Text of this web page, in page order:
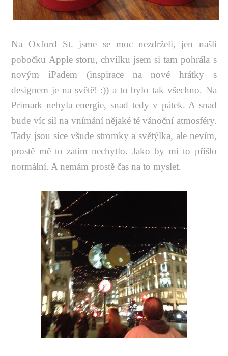
Na Oxford St. jsme se moc nezdrželi, jen našli
pobočku Apple storu, chvilku jsem si tam pohrála s
novým iPadem (inspirace na nové hrátky s
designem je na světě! :)) a to bylo tak všechno. Na
Primark nebyla energie, snad tedy v pátek. A snad
bude víc sil na vnímání nějaké té vánoční atmosféry.
Tady jsou sice všude stromky a světýlka, ale nevím,
prostě mě to zatím nechytlo. Jako by mi to přišlo
normální. A nemám prostě čas na to myslet.